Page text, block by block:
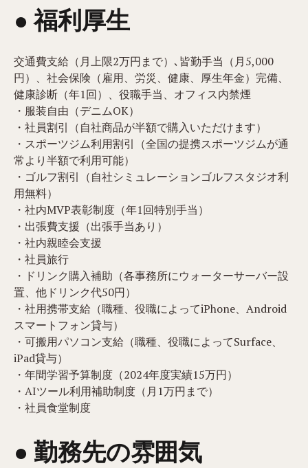
● 福利厚生
交通費支給（月上限2万円まで）､皆勤手当（月5,000
円）、社会保険（雇用、労災、健康、厚生年金）完備、
健康診断（年1回）、役職手当、オフィス内禁煙
・服装自由（デニムOK）
・社員割引（自社商品が半額で購入いただけます）
・スポーツジム利用割引（全国の提携スポーツジムが通
常より半額で利用可能）
・ゴルフ割引（自社シミュレーションゴルフスタジオ利
用無料）
・社内MVP表彰制度（年1回特別手当）
・出張費支援（出張手当あり）
・社内親睦会支援
・社員旅行
・ドリンク購入補助（各事務所にウォーターサーバー設
置、他ドリンク代50円）
・社用携帯支給（職種、役職によってiPhone、Android
スマートフォン貸与）
・可搬用パソコン支給（職種、役職によってSurface、
iPad貸与）
・年間学習予算制度（2024年度実績15万円）
・AIツール利用補助制度（月1万円まで）
・社員食堂制度
● 勤務先の雰囲気